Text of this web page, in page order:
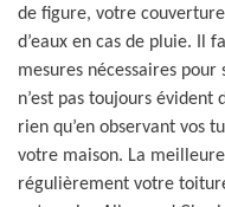
de figure, votre couverture
d’eaux en cas de pluie. Il
mesures nécessaires
n’est pas toujours évident
rien qu’en observant vos
votre maison. La
régulièrement votre